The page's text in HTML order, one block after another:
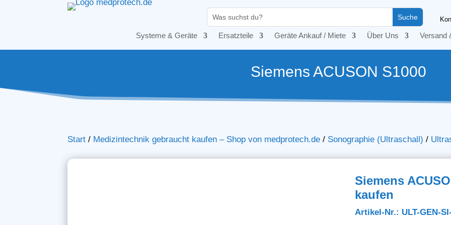
Systeme & Geräte Ersatzteile Geräte Ankauf / Miete Über Uns Versand
Siemens ACUSON S1000
Start / Medizintechnik gebraucht kaufen – Shop von medprotech.de / Sonographie (Ultraschall) /
Siemens
kaufen
Artikel-Nr.: ULT-GEN-